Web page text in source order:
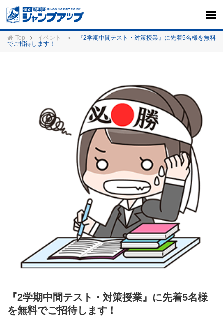
Top イベント ＞
『2学期中間テスト・対策授業』に先着5名様を無料
でご招待します！
『2学期中間テスト・対策授業』に先着5名様
を無料でご招待します！